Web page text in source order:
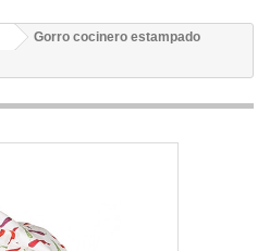
Gorro cocinero estampado